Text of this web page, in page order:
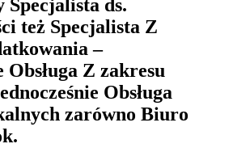
Specjalista ds.
też Specjalista Z
–
Z zakresu
Obsługa
zarówno Biuro
.